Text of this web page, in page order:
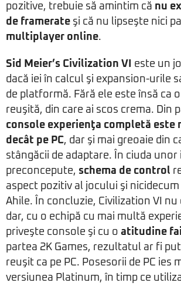
pozitive, trebuie să amintim că nu
de framerate şi că nu lipseşte nici
multiplayer online.
Sid Meier’s Civilization VI
este un
dacă iei în calcul şi expansion-urile
de platformă. Fără ele este însă ca
reuşită, din care ai scos crema. Din
console experienţa completă este
decât pe PC, dar şi mai greoaie din
stângăcii de adaptare. În ciuda unor
preconcepute, schema de control
aspect pozitiv al jocului şi
Ahile. În concluzie, Civilization VI nu
dar, cu o echipă cu mai multă
priveşte console şi cu o atitudine
partea 2K Games, rezultatul ar fi
reuşit ca pe PC. Posesorii de PC ies
versiunea Platinum, în timp ce